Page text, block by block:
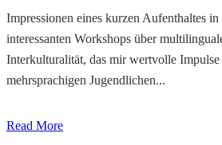
Impressionen eines kurzen Aufenthaltes
interessanten Workshops über
Interkulturalität, das mir wertvolle
mehrsprachigen Jugendlichen...
Read More